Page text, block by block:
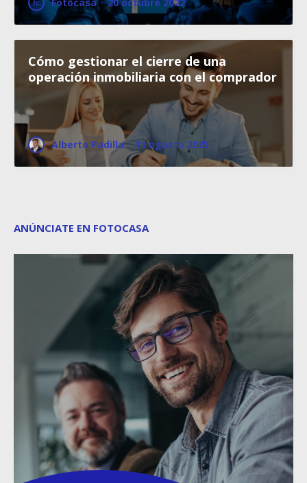
Fotocasa · 20 octubre 2022
Cómo gestionar el cierre de una
operación inmobiliaria con el comprador
Alberto Padilla · 11 agosto 2025
ANÚNCIATE EN FOTOCASA